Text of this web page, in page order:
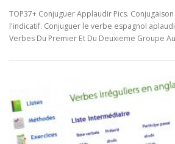
TOP37+ Conjuguer Applaudir Pics.
l'indicatif. Conjuguer le verbe espagnol
Verbes Du Premier Et Du Deuxieme Groupe